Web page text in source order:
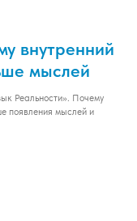
внутренний
мыслей
Реальности». Почему
появления мыслей и